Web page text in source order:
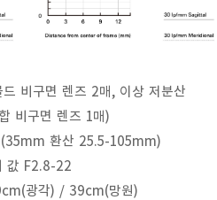
비구면 렌즈 2매, 이상 저분산
비구면 렌즈 1매)
환산 25.5-105mm)
값 F2.8-22
광각) / 39cm(망원)